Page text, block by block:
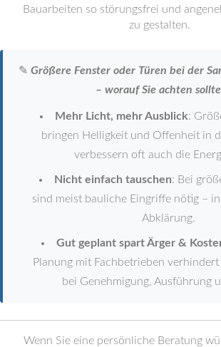
Bauarbeiten so störungsfrei und
zu gestalten.
✎ Größere Fenster oder Türen bei der
– worauf Sie achten
Mehr Licht, mehr Ausblick:
bringen Helligkeit und Offenheit in
verbessern oft auch die
Nicht einfach tauschen: Bei
sind meist bauliche Eingriffe nötig –
Abklärung.
Gut geplant spart Ärger &
Planung mit Fachbetrieben
bei Genehmigung, Ausführung
Wenn Sie eine persönliche Beratung